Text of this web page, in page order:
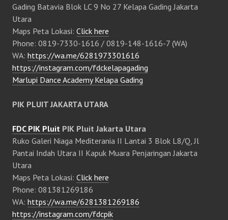
Gading Batavia Blok LC 9 No 27 Kelapa Gading Jakarta
Utara
Maps Peta Lokasi: Click here
Phone: 0819-7330-1616 / 0819-148-1616-7 (WA)
WA: https://wa.me/6281973301616
https://instagram.com/fdckelapagading
Marlupi Dance Academy Kelapa Gading
PIK PLUIT JAKARTA UTARA
FDC PIK Pluit PIK Pluit Jakarta Utara
Ruko Galeri Niaga Mediterania II Lantai 3 Blok L8/Q, Jl
Pantai Indah Utara II Kapuk Muara Penjaringan Jakarta
Utara
Maps Peta Lokasi: Click here
Phone: 081381269186
WA: https://wa.me/6281381269186
https://instagram.com/fdcpik